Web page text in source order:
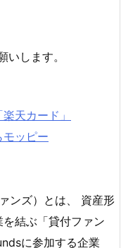
します。
天カード」
ッピー
ンズ）とは、 資産形
結ぶ「貸付ファン
に参加する企業